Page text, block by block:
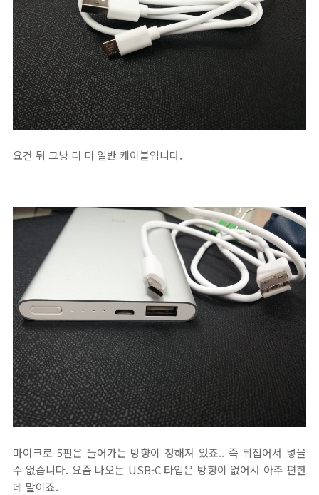
요건 뭐 그냥 더 더 일반 케이블입니다.
마이크로 5핀은 들어가는 방향이 정해져 있죠.. 즉 뒤집어서 넣을
수 없습니다. 요즘 나오는 USB-C 타입은 방향이 없어서 아주 편한
데 말이죠.